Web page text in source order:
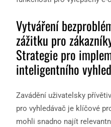
Vytváření
zážitku pro
Strategie pro
inteligentního
Zavádění uživatelsky
pro vyhledávač je klíčové
mohli snadno najít